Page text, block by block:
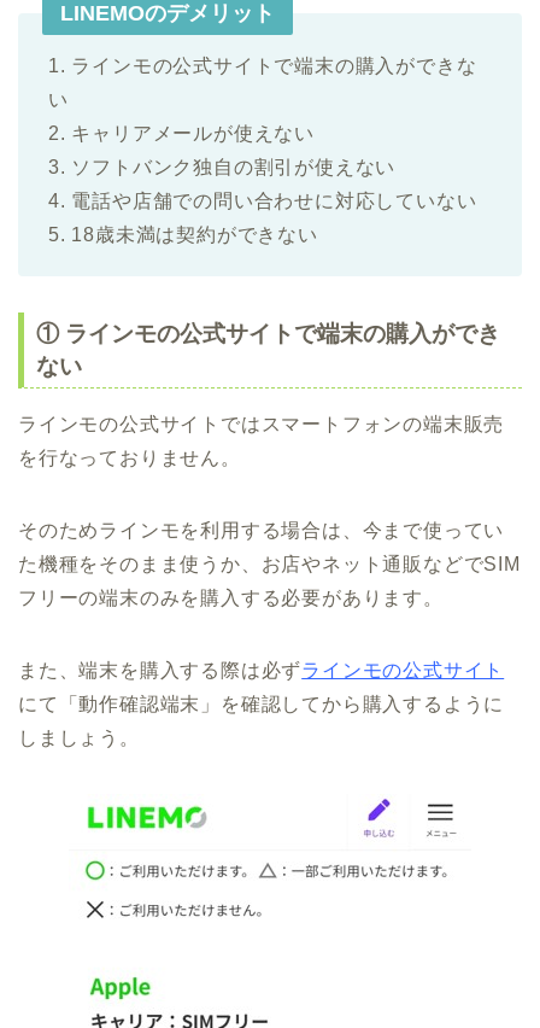
LINEMOのデメリット
1. ラインモの公式サイトで端末の購入ができな
い
2. キャリアメールが使えない
3. ソフトバンク独自の割引が使えない
4. 電話や店舗での問い合わせに対応していない
5. 18歳未満は契約ができない
① ラインモの公式サイトで端末の購入ができ
ない
ラインモの公式サイトではスマートフォンの端末販売
を行なっておりません。
そのためラインモを利用する場合は、今まで使ってい
た機種をそのまま使うか、お店やネット通販などでSIM
フリーの端末のみを購入する必要があります。
また、端末を購入する際は必ずラインモの公式サイト
にて「動作確認端末」を確認してから購入するように
しましょう。